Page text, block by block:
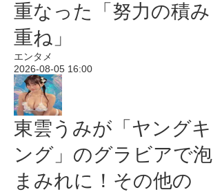
重なった「努力の積み
重ね」
エンタメ
2026-08-05 16:00
東雲うみが「ヤングキ
ング」のグラビアで泡
まみれに！その他の